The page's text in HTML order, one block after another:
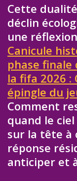
Cette
déclin
une
Canicule
phase finale
la fifa 2026
épingle du
Comment
quand le
sur la tête à
réponse
anticiper et